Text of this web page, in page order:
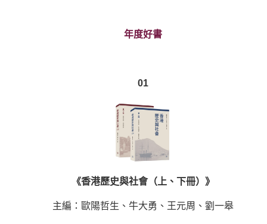
年度好書
01
《香港歷史與社會（上、下冊）》
主編：歐陽哲生、牛大勇、王元周、劉一皋